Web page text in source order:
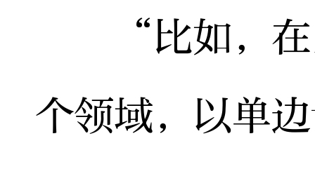
“比如，在
个领域，以单